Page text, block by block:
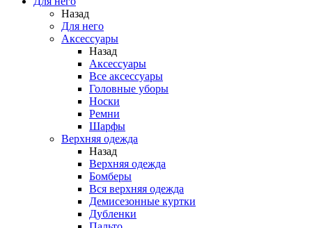
Назад
Для него
Аксессуары
Назад
Аксессуары
Все аксессуары
Головные уборы
Носки
Ремни
Шарфы
Верхняя одежда
Назад
Верхняя одежда
Бомберы
Вся верхняя одежда
Демисезонные куртки
Дубленки